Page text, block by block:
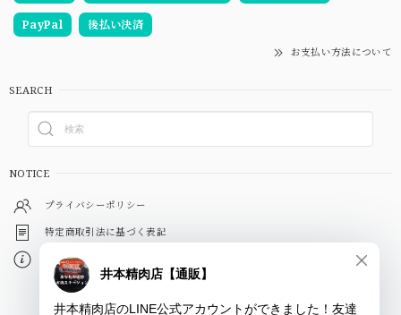
PayPal 後払い決済
お支払い方法について
SEARCH
NOTICE
プライバシーポリシー
特定商取引法に基づく表記
会員規約